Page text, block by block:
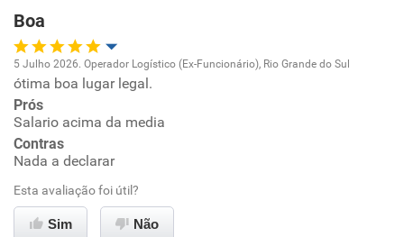
Boa
Oportunidade de promoção
Ambiente de trabalho
Benefícios
5 Julho 2026. Operador Logístico (Ex-Funcionário), Rio Grande do Sul
ótima boa lugar legal.
Prós
Salario acima da media
Contras
Nada a declarar
Esta avaliação foi útil?
Sim Não